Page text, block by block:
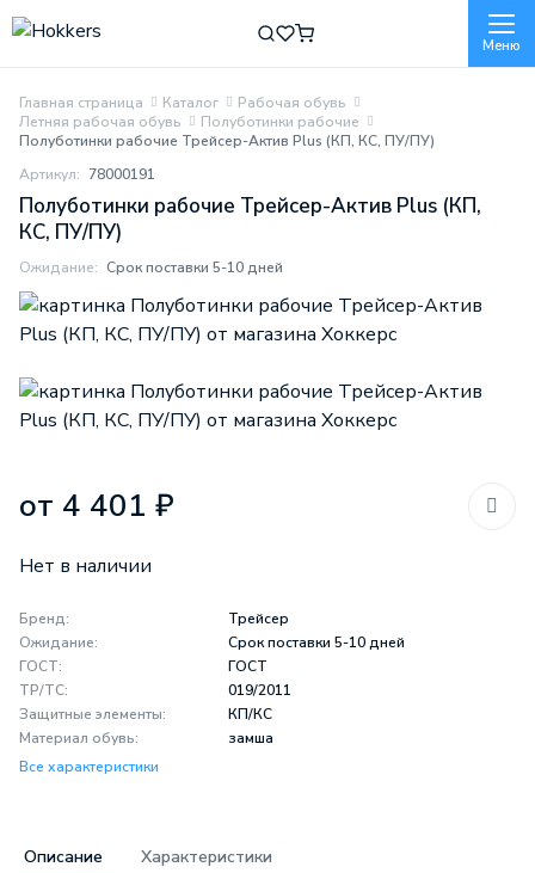
Меню
Главная страница Каталог
Рабочая обувь
Летняя рабочая обувь
Полуботинки рабочие
Полуботинки рабочие Трейсер-Актив Plus (КП, КС, ПУ/ПУ)
Артикул: 78000191
Полуботинки рабочие Трейсер-Актив Plus (КП,
КС, ПУ/ПУ)
Ожидание: Срок поставки 5-10 дней
от 4 401 ₽
Нет в наличии
Бренд:
Трейсер
Ожидание:
Срок поставки 5-10 дней
ГОСТ:
ГОСТ
ТР/ТС:
019/2011
Защитные элементы:
КП/КС
Материал обувь:
замша
Все характеристики
Описание Характеристики